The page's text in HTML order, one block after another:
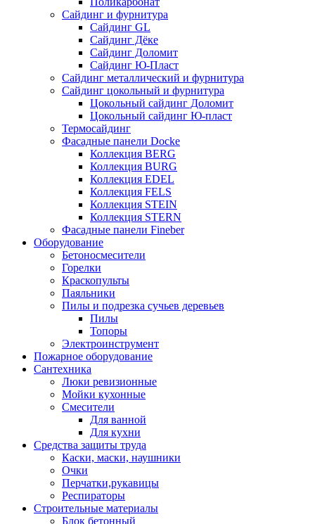
Сайдинг и фурнитура
Сайдинг GL
Сайдинг Дёке
Сайдинг Доломит
Сайдинг Ю-Пласт
Сайдинг металлический и фурнитура
Сайдинг цокольный и фурнитура
Цокольный сайдинг Доломит
Цокольный сайдинг Ю-пласт
Термосайдинг
Фасадные панели Docke
Коллекция BERG
Коллекция BURG
Коллекция EDEL
Коллекция FELS
Коллекция STEIN
Коллекция STERN
Фасадные панели Fineber
Оборудование
Бетоносмесители
Горелки
Краскопульты
Паяльники
Пилы и подрезка сучьев деревьев
Пилы
Топоры
Электроинструмент
Пожарное оборудование
Сантехника
Люки ревизионные
Мойки кухонные
Смесители
Для ванной
Для кухни
Средства защиты труда
Каски, маски, наушники
Очки
Перчатки,рукавицы
Респираторы
Строительные материалы
Блок бетонный